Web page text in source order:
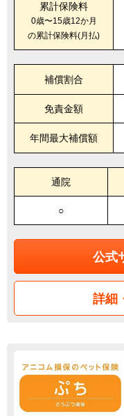
累計保険料
0歳〜15歳12か月
の累計保険料(月払)
補償割合
免責金額
年間最大補償額
通院
○
公式
詳細